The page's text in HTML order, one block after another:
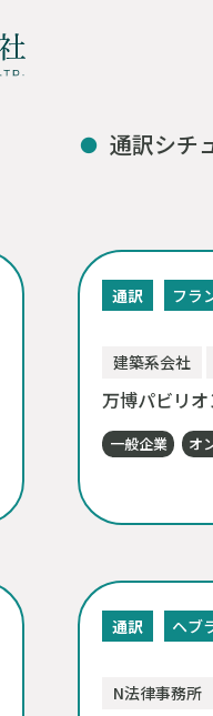
通訳シチ
通訳 フラ
建築系会社
万博パビリ
一般企業 オ
通訳 ヘブ
N法律事務所